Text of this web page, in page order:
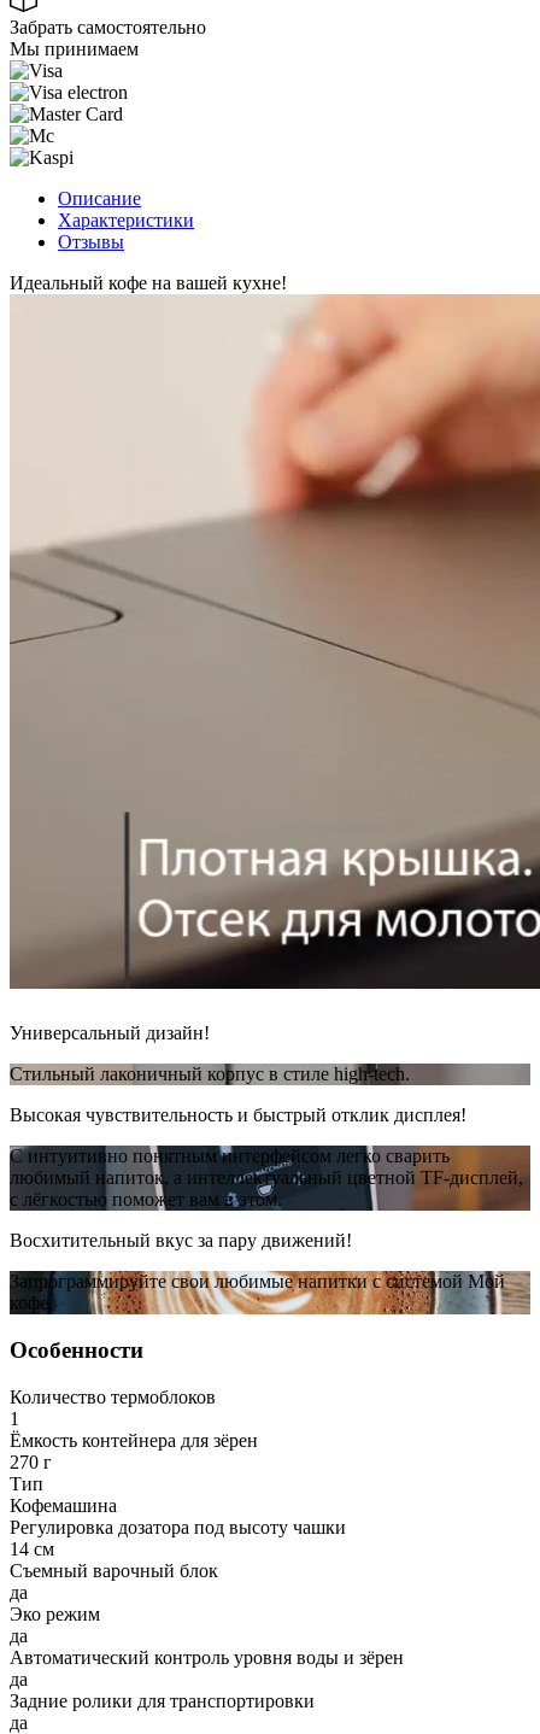
Забрать самостоятельно
Мы принимаем
Описание
Характеристики
Отзывы
Идеальный кофе на вашей кухне!
Универсальный дизайн!
Стильный лаконичный корпус в стиле high-tech.
Высокая чувствительность и быстрый отклик дисплея!
С интуитивно понятным интерфейсом легко сварить
любимый напиток, а интеллектуальный цветной TF-дисплей,
с лёгкостью поможет вам в этом.
Восхитительный вкус за пару движений!
Запрограммируйте свои любимые напитки с системой Мой
кофе.
Особенности
Количество термоблоков
1
Ёмкость контейнера для зёрен
270 г
Тип
Кофемашина
Регулировка дозатора под высоту чашки
14 см
Съемный варочный блок
да
Эко режим
да
Автоматический контроль уровня воды и зёрен
да
Задние ролики для транспортировки
да